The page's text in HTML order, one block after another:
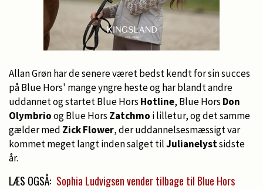
Allan Grøn har de senere været bedst kendt for sin succes
på Blue Hors' mange yngre heste og har blandt andre
uddannet og startet Blue Hors Hotline, Blue Hors Don
Olymbrioog Blue Hors Zatchmo i lilletur, og det samme
gælder med Zick Flower, der uddannelsesmæssigt var
kommet meget langt inden salget tilJulianelystsidste
år.
LÆS OGSÅ: Sophia Ludvigsen vender tilbage til Blue Hors